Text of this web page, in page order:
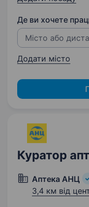
Де ви хочете
Додати місто
Куратор
Аптека АНЦ
3,4 км від